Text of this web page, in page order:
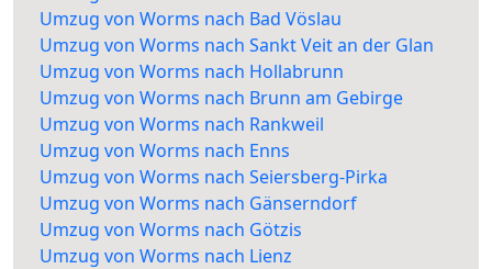
Umzug von Worms nach Bad Vöslau
Umzug von Worms nach Sankt Veit an der Glan
Umzug von Worms nach Hollabrunn
Umzug von Worms nach Brunn am Gebirge
Umzug von Worms nach Rankweil
Umzug von Worms nach Enns
Umzug von Worms nach Seiersberg-Pirka
Umzug von Worms nach Gänserndorf
Umzug von Worms nach Götzis
Umzug von Worms nach Lienz